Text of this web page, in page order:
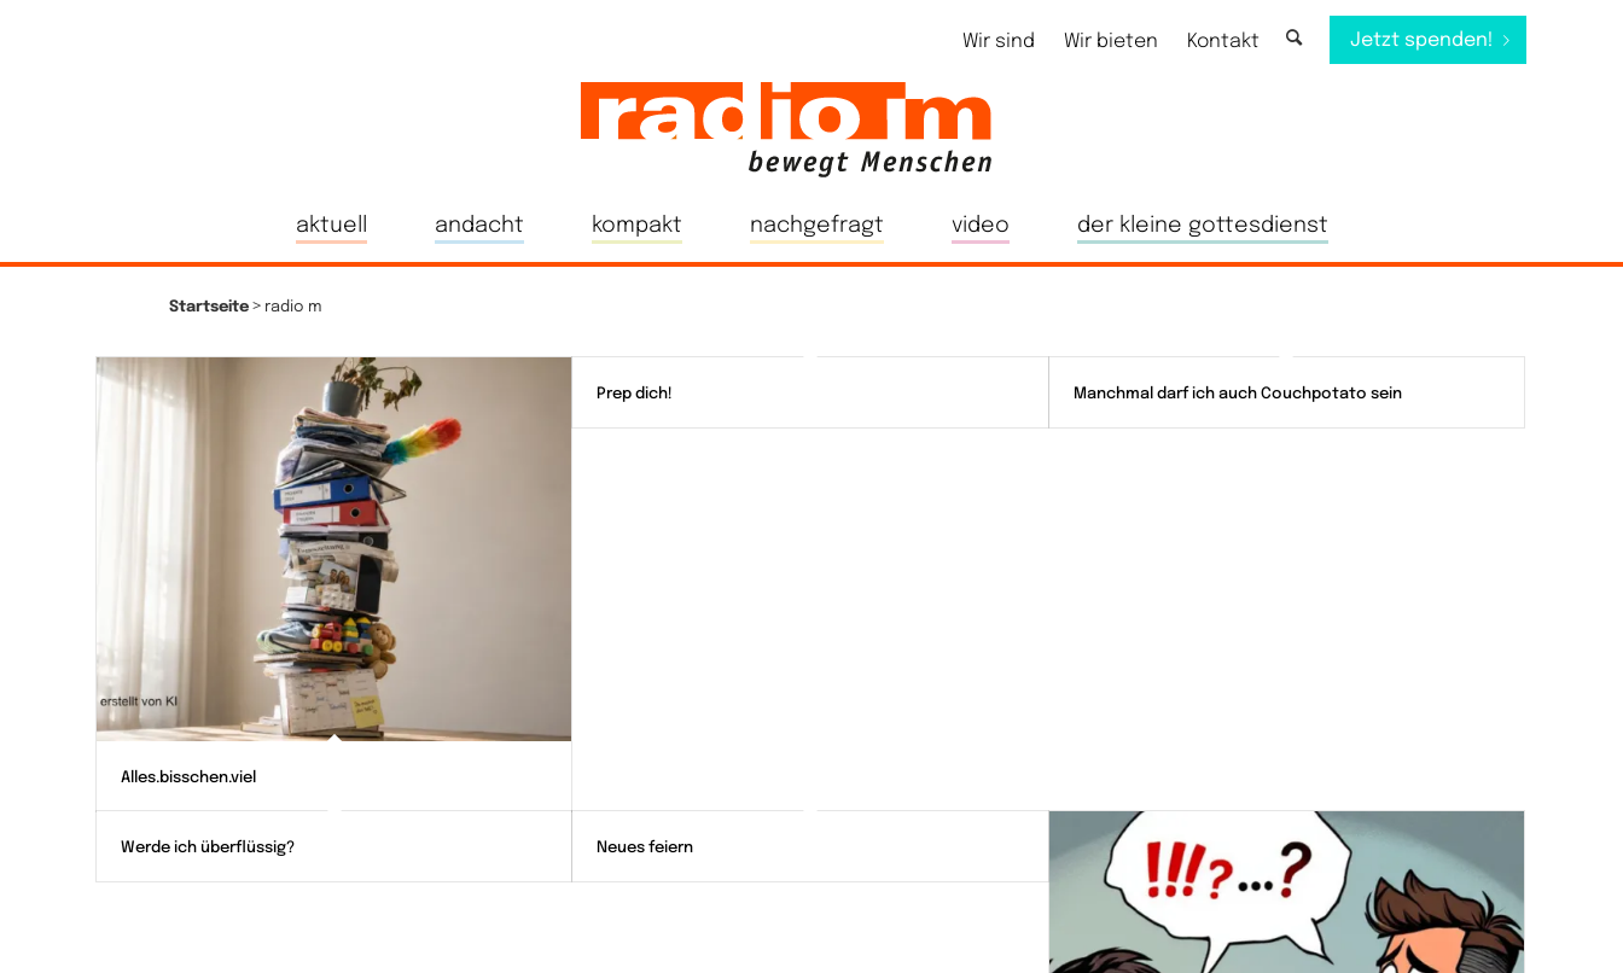
Wir sind Wir bieten Kontakt Jetzt spenden!
aktuell andacht kompakt nachgefragt video der kleine gottesdienst
Startseite > radio m
Alles.bisschen.viel
Prep dich! Manchmal darf ich auch Couchpotato sein
Werde ich überflüssig? Neues feiern